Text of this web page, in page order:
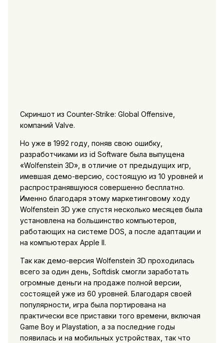
Скриншот из Counter-Strike: Global Offensive,
компаний Valve.
Но уже в 1992 году, поняв свою ошибку,
разработчиками из id Software была выпущена
«Wolfenstein 3D», в отличие от предыдущих игр,
имевшая демо-версию, состоящую из 10 уровней и
распространявшуюся совершенно бесплатно.
Именно благодаря этому маркетинговому ходу
Wolfenstein 3D уже спустя несколько месяцев была
установлена на большинство компьютеров,
работающих на системе DOS, а после адаптации и
на компьютерах Apple II.
Так как демо-версия Wolfenstein 3D проходилась
всего за один день, Softdisk смогли заработать
огромные деньги на продаже полной версии,
состоящей уже из 60 уровней. Благодаря своей
популярности, игра была портирована на
практически все приставки того времени, включая
Game Boy и Playstation, а за последние годы
появилась и на мобильных устройствах, так что